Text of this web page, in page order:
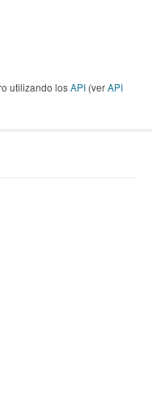
utilizando losAPI (verAPI